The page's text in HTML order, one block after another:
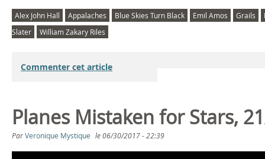
Alex John Hall Appalaches Blue Skies Turn Black Emil Amos Grails
Slater
William Zakary Riles
Commenter cet article
Planes Mistaken for Stars,
ParVeronique Mystique le06/30/2017 - 22:39